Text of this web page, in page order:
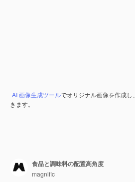
AI 画像生成ツールでオリジナル画像を作成し、
きます。
食品と調味料の配置高角度
magnific